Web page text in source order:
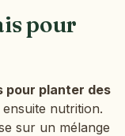
pour
pour planter des
ensuite nutrition.
sur un mélange